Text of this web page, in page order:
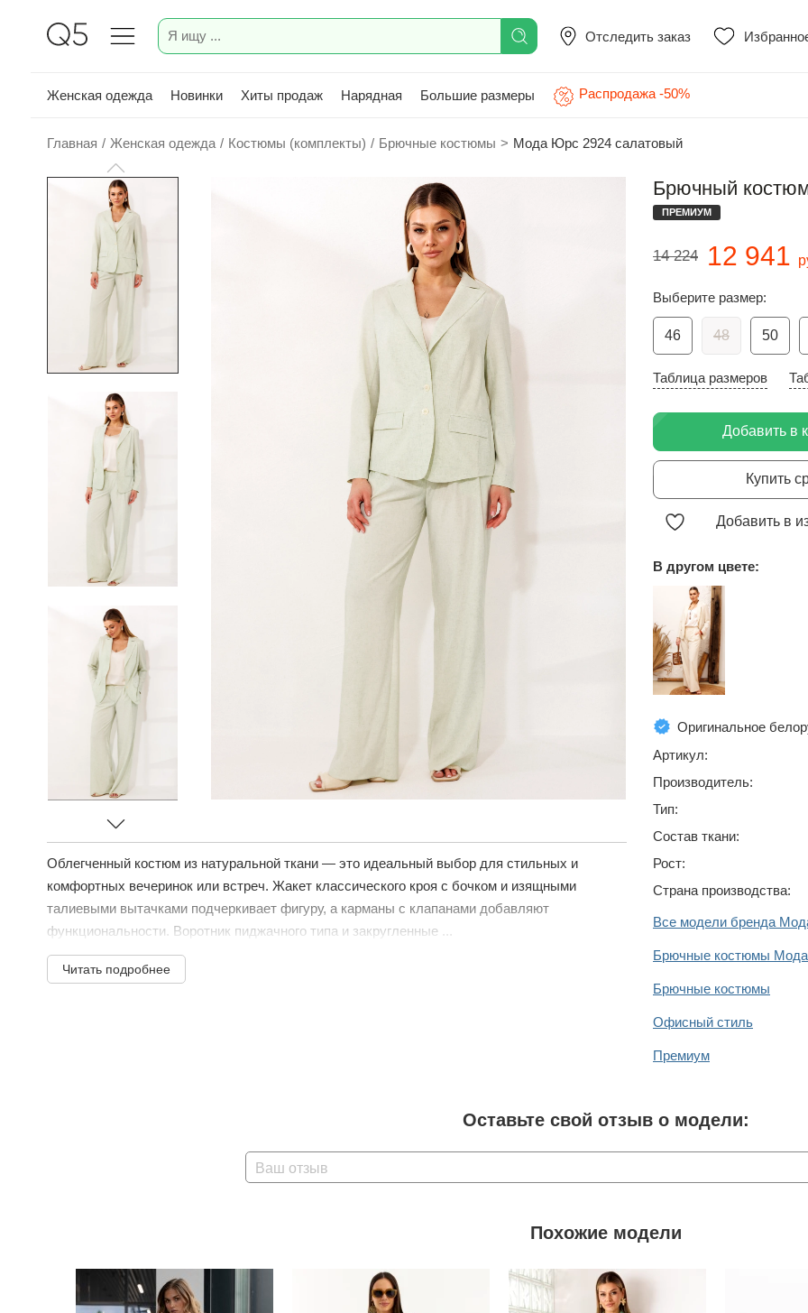
Отследить заказ
Женская одежда Новинки Хиты продаж Нарядная Большие размеры Распродажа -50%
Главная / Женская одежда / Костюмы (комплекты) / Брючные костюмы > Мода Юрс 2924 салатовый
Облегченный костюм из натуральной ткани — это идеальный выбор для стильных и
комфортных вечеринок или встреч. Жакет классического кроя с бочком и изящными
талиевыми вытачками подчеркивает фигуру, а карманы с клапанами добавляют
функциональности. Воротник пиджачного типа и закругленные ...
Читать подробнее
Брючный
ПРЕМИУМ
14 224 12 941
Выберите размер:
46 48 50
Таблица размеров
Добавить в
Купить
Добавить в
В другом цвете:
Оригинальное
Артикул:
Производитель:
Тип:
Состав ткани:
Рост:
Страна производства:
Все модели бренда
Брючные костюмы
Брючные костюмы
Офисный стиль
Премиум
Оставьте свой отзыв о модели:
Ваш отзыв
Похожие модели